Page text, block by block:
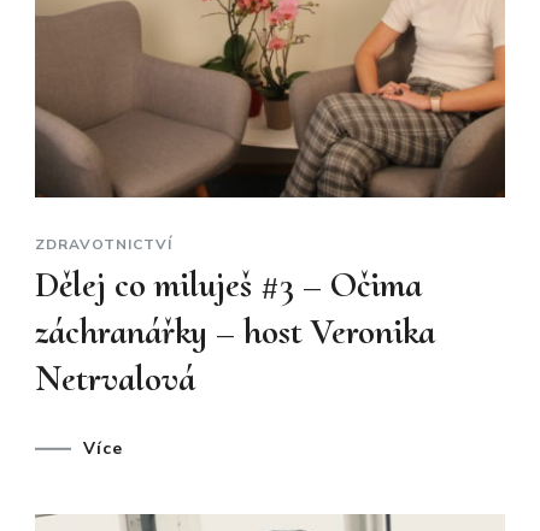
ZDRAVOTNICTVÍ
Dělej co miluješ #3 – Očima
záchranářky – host Veronika
Netrvalová
Více